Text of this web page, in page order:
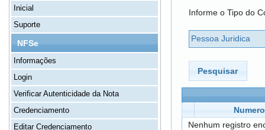
Inicial
Suporte
NFSe
Informações
Login
Verificar Autenticidade da Nota
Credenciamento
Editar Credenciamento
Informe o Tipo do
Pessoa Juridica
Pesquisar
Nenhum registro